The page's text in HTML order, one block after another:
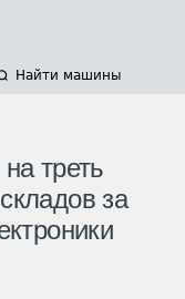
Найти машины
треть
за